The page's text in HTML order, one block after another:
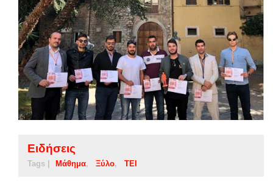
Ειδήσεις
Tags | Μάθημα Ξύλο ΤΕΙ